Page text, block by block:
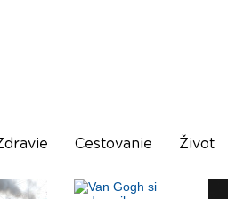
Cestovanie Život